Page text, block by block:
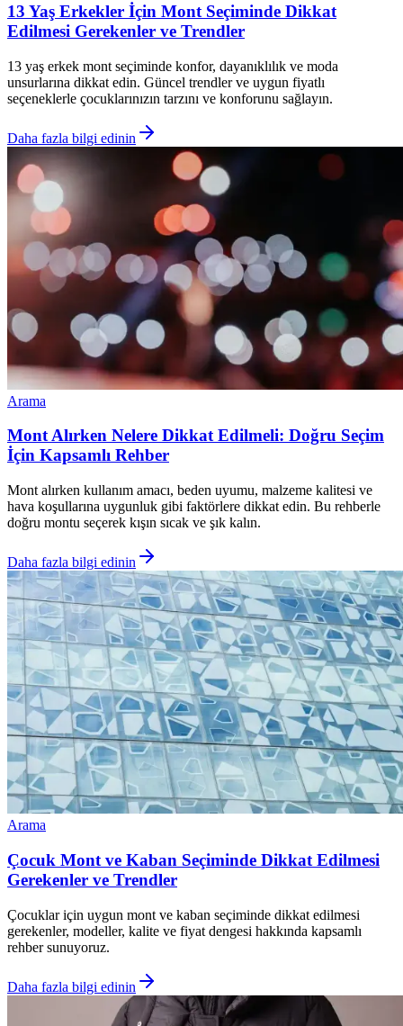
13 Yaş Erkekler İçin Mont Seçiminde Dikkat
Edilmesi Gerekenler ve Trendler
13 yaş erkek mont seçiminde konfor, dayanıklılık ve moda
unsurlarına dikkat edin. Güncel trendler ve uygun fiyatlı
seçeneklerle çocuklarınızın tarzını ve konforunu sağlayın.
Daha fazla bilgi edinin
Arama
Mont Alırken Nelere Dikkat Edilmeli: Doğru Seçim
İçin Kapsamlı Rehber
Mont alırken kullanım amacı, beden uyumu, malzeme kalitesi ve
hava koşullarına uygunluk gibi faktörlere dikkat edin. Bu rehberle
doğru montu seçerek kışın sıcak ve şık kalın.
Daha fazla bilgi edinin
Arama
Çocuk Mont ve Kaban Seçiminde Dikkat Edilmesi
Gerekenler ve Trendler
Çocuklar için uygun mont ve kaban seçiminde dikkat edilmesi
gerekenler, modeller, kalite ve fiyat dengesi hakkında kapsamlı
rehber sunuyoruz.
Daha fazla bilgi edinin